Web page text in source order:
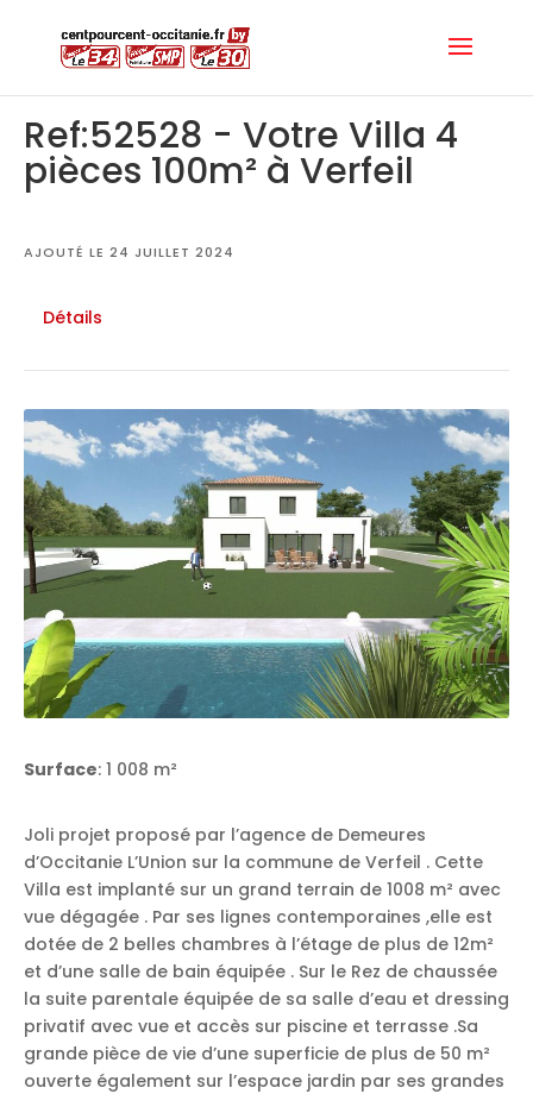
Ref:52528 - Votre Villa 4
pièces 100m² à Verfeil
AJOUTÉ LE 24 JUILLET 2024
Détails
Surface: 1 008 m²
Joli projet proposé par l’agence de Demeures
d’Occitanie L’Union sur la commune de Verfeil . Cette
Villa est implanté sur un grand terrain de 1008 m² avec
vue dégagée . Par ses lignes contemporaines ,elle est
dotée de 2 belles chambres à l’étage de plus de 12m²
et d’une salle de bain équipée . Sur le Rez de chaussée
la suite parentale équipée de sa salle d’eau et dressing
privatif avec vue et accès sur piscine et terrasse .Sa
grande pièce de vie d’une superficie de plus de 50 m²
ouverte également sur l’espace jardin par ses grandes